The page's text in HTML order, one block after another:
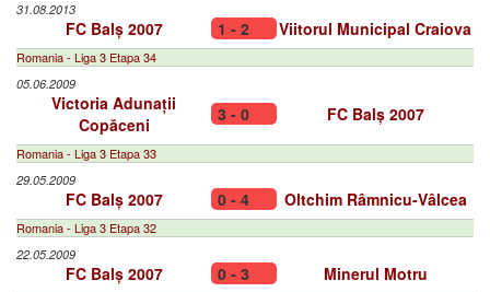
31.08.2013
FC Balș 2007 1 - 2 Viitorul Municipal Craiova
Romania - Liga 3 Etapa 34
05.06.2009
Victoria Adunații
Copăceni
3 - 0 FC Balș 2007
Romania - Liga 3 Etapa 33
29.05.2009
FC Balș 2007 0 - 4 Oltchim Râmnicu-Vâlcea
Romania - Liga 3 Etapa 32
22.05.2009
FC Balș 2007 0 - 3 Minerul Motru